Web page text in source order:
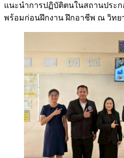
แนะนำการปฏิบัติตนในสถานประก
พร้อมก่อนฝึกงาน ฝึกอาชีพ ณ วิทย